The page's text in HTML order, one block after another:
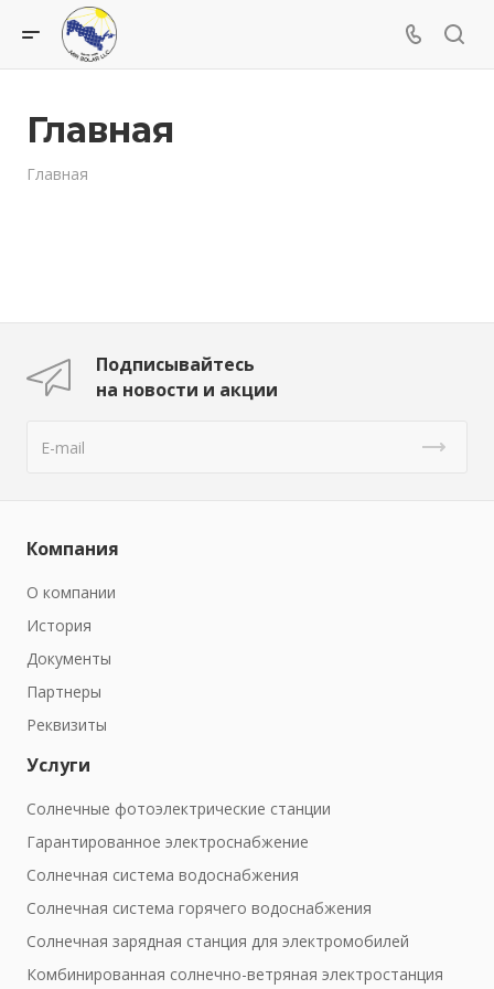
Главная
Главная
Подписывайтесь
на новости и акции
Компания
О компании
История
Документы
Партнеры
Реквизиты
Услуги
Солнечные фотоэлектрические станции
Гарантированное электроснабжение
Солнечная система водоснабжения
Солнечная система горячего водоснабжения
Солнечная зарядная станция для электромобилей
Комбинированная солнечно-ветряная электростанция